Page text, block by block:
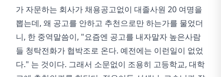
가 자문하는 회사가 채용공고없이 대졸사원 20 여명을
뽑는데, 왜 공고를 안하고 추천으로만 하는가를 물었더
니, 한 중역말씀이, "요즘엔 공고를 내자말자 높은사람
들 청탁전화가 협박조로 온다. 예전에는 이런일이 없었
다." 는 것이다. 그래서 소문없이 조용히 고등학교, 대학